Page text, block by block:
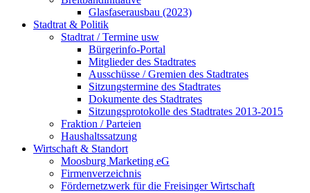
Glasfaserausbau (2023)
Stadtrat & Politik
Stadtrat / Termine usw
Bürgerinfo-Portal
Mitglieder des Stadtrates
Ausschüsse / Gremien des Stadtrates
Sitzungstermine des Stadtrates
Dokumente des Stadtrates
Sitzungsprotokolle des Stadtrates 2013-2015
Fraktion / Parteien
Haushaltssatzung
Wirtschaft & Standort
Moosburg Marketing eG
Firmenverzeichnis
Fördernetzwerk für die Freisinger Wirtschaft